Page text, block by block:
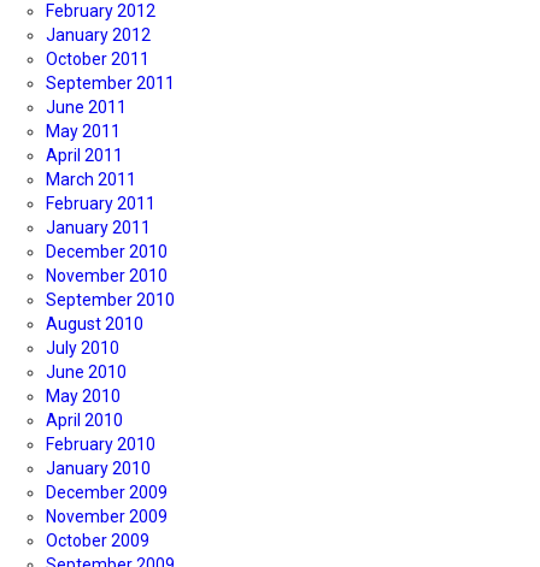
February 2012
January 2012
October 2011
September 2011
June 2011
May 2011
April 2011
March 2011
February 2011
January 2011
December 2010
November 2010
September 2010
August 2010
July 2010
June 2010
May 2010
April 2010
February 2010
January 2010
December 2009
November 2009
October 2009